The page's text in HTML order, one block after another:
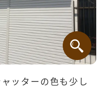
ッターの色も少し